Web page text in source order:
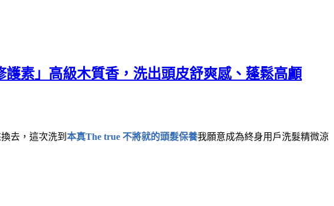
素」高級木質香，洗出頭皮舒爽感、蓬鬆高顱
去，這次洗到 本真The true 不將就的頭髮保養我願意成為終身用戶洗髮精微涼